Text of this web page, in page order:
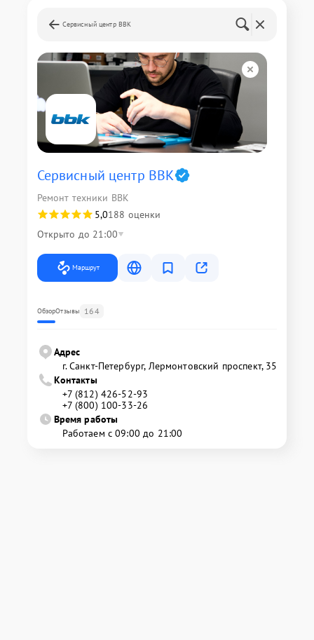
Сервисный центр BBK
Сервисный центр BBK
Ремонт техники BBK
5,0188 оценки
Открыто до 21:00
Маршрут
ОбзорОтзывы 164
Адрес
г. Санкт-Петербург, Лермонтовский проспект, 35
Контакты
+7 (812) 426-52-93
+7 (800) 100-33-26
Время работы
Работаем с 09:00 до 21:00